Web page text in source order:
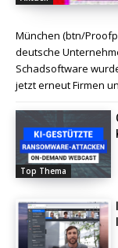
München (btn/
deutsche
Schadsoftware
jetzt erneut Firmen
Top Thema